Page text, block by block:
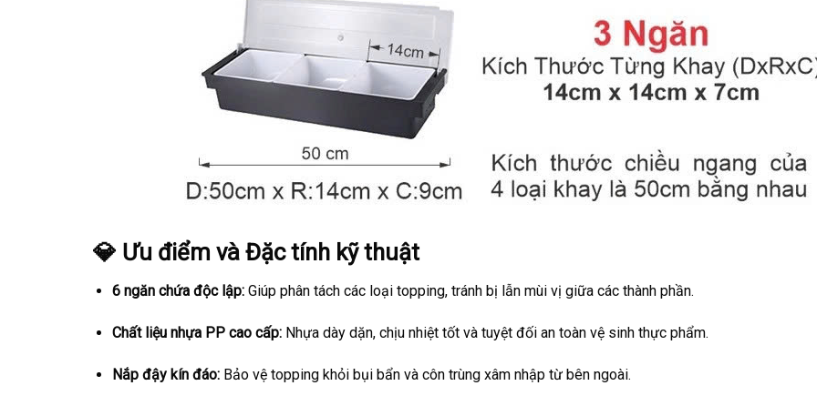
💎 Ưu điểm và Đặc tính kỹ thuật
6 ngăn chứa độc lập:Giúp phân tách các loại topping, tránh bị lẫn mùi vị giữa các thành phần.
Chất liệu nhựa PP cao cấp:Nhựa dày dặn, chịu nhiệt tốt và tuyệt đối an toàn vệ sinh thực phẩm.
Nắp đậy kín đáo:Bảo vệ topping khỏi bụi bẩn và côn trùng xâm nhập từ bên ngoài.